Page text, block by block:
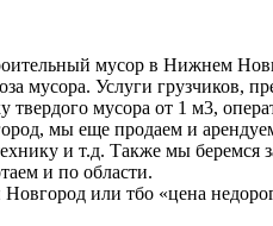
мусор в Нижнем
мусора. Услуги грузчиков,
твердого мусора от 1 м3,
мы еще продаем и
и т.д. Также мы
и по области.
или тбо «цена